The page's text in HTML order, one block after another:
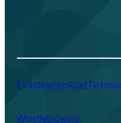
Evästeasetukset
Whistleblowing